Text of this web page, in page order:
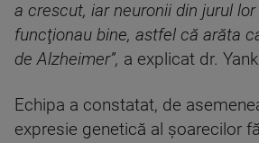
a crescut, iar neuronii din jurul
funcţionau bine, astfel că arăta
de Alzheimer”, a explicat dr.
Echipa a constatat, de
expresie genetică al şoarecilor